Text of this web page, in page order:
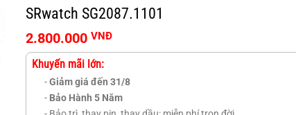
SRwatch SG2087.1101
2.800.000VNĐ
Khuyến mãi lớn:
-Giảm giá đến 31/8
- Bảo Hành 5 Năm